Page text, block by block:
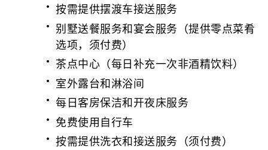
按需提供摆渡车接送服务
别墅送餐服务和宴会服务（提供零点菜肴
选项，须付费）
茶点中心（每日补充一次非酒精饮料）
室外露台和淋浴间
每日客房保洁和开夜床服务
免费使用自行车
按需提供洗衣和接送服务（须付费）